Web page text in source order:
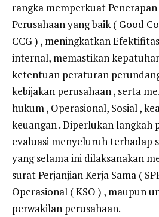
rangka memperkuat
Perusahaan yang baik ( Good
CCG ) , meningkatkan
internal, memastikan
ketentuan peraturan
kebijakan perusahaan , serta
hukum , Operasional, Sosial ,
keuangan . Diperlukan langkah
evaluasi menyeluruh terhadap
yang selama ini dilaksanakan
surat Perjanjian Kerja Sama (
Operasional ( KSO ) , maupun
perwakilan perusahaan.